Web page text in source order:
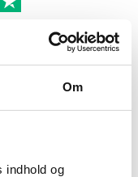
Om
indhold og
INFORMATION